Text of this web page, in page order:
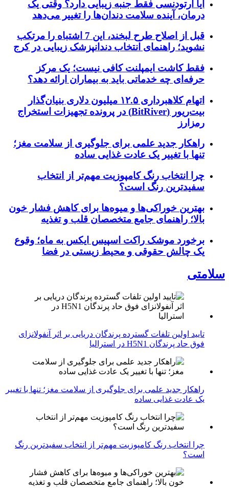
آیا ارتودنسی فقط جنبه زیبایی دارد؟ وقتی یک
درمان، آینده سلامت دندان‌ها را تغییر می‌دهد
قبل از اصلاح طرح لبخند، این 7 اشتباه را مرتکب
نشوید؛ راهنمای انتخاب دندانپزشک زیبایی در کرج
فقط کاشت ایمپلنت کافی نیست؛ یک مرکز
حرفه‌ای چه خدماتی باید به بیماران ارائه دهد؟
اتهام کلاهبرداری ۱۲.۵ میلیون دلاری بنیان‌گذار
بیت‌ریور (BitRiver) در پرونده تجهیزات استخراج
رمزارز
راهکار جدید علمی برای جلوگیری از سلامت مغز؛
تنها با تغییر یک عادت غذایی ساده
چرا انتخاب رنگ کامپوزیت مهم‌تر از انتخاب
سفیدترین رنگ است؟
بهترین خوراکی‌ها و میوه‌ها برای کاهش فشار خون
بالا؛ راهنمای جامع متخصصان قلب و تغذیه
برخورد موشک راکت اسپیس ایکس به ماه؛ وقوع
یک چالش حقوقی و محیط زیستی در فضا
سلامتی
تایید اولین تلفات گسترده پرندگان دریایی بر اثر آنفولانزای
فوق حاد پرندگان H5N1 در استرالیا
راهکار جدید علمی برای جلوگیری از سلامت مغز؛ تنها با تغییر
یک عادت غذایی ساده
چرا انتخاب رنگ کامپوزیت مهم‌تر از انتخاب سفیدترین رنگ
است؟